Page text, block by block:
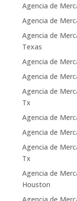
Agencia de
Agencia de
Agencia de
Texas
Agencia de
Agencia de
Agencia de
Tx
Agencia de
Agencia de
Agencia de
Tx
Agencia de
Houston
Agencia de